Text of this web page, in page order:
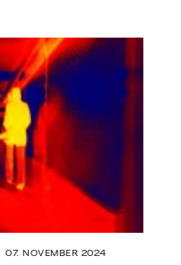
07. NOVEMBER 2024